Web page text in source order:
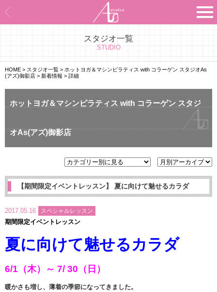
スタジオ一覧
STUDIO
HOME > スタジオ一覧 > ホットヨガ＆マシンピラティス with コラーゲン スタジオAs
(アズ)御影店 > 新着情報 > 詳細
ホットヨガ＆マシンピラティス with コラーゲン スタジ
オAs(アズ)御影店
【期間限定イベントレッスン】 夏に向けて魅せるカラダ
2017.05.16 スペシャルレッスン
期間限定イベントレッスン
夏に向けて魅せるカラダ
6/1（木）～ 7/ 30（日）
暖かさも増し、薄着の季節になってきました。
Asのコンセプト
Asのナビゲーションシステム
施設紹介
よくあるご質問
エビデンス
会社案内